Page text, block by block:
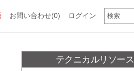
お問い合わせ(0) ログイン
テクニカルリソース